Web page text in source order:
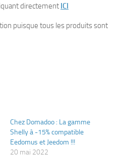
directement ICI
puisque tous les produits sont
Chez Domadoo : La gamme
Shelly à -15% compatible
Eedomus et Jeedom !!!
20 mai 2022